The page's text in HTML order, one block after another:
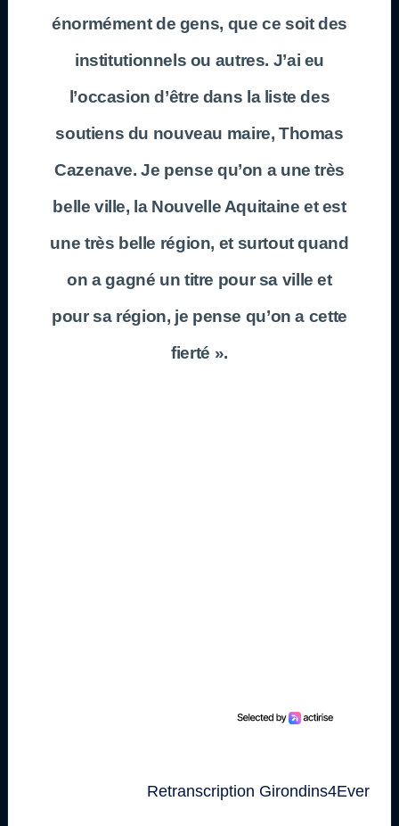
énormément de gens, que ce soit des
institutionnels ou autres. J’ai eu
l’occasion d’être dans la liste des
soutiens du nouveau maire, Thomas
Cazenave. Je pense qu’on a une très
belle ville, la Nouvelle Aquitaine et est
une très belle région, et surtout quand
on a gagné un titre pour sa ville et
pour sa région, je pense qu’on a cette
fierté ».
Retranscription Girondins4Ever